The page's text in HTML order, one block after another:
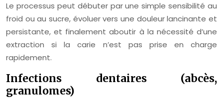
Le processus peut débuter par une simple sensibilité au
froid ou au sucre, évoluer vers une douleur lancinante et
persistante, et finalement aboutir à la nécessité d’une
extraction si la carie n’est pas prise en charge
rapidement.
Infections dentaires (abcès,
granulomes)